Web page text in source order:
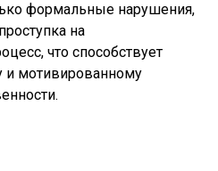
формальные нарушения,
на
что способствует
и мотивированному